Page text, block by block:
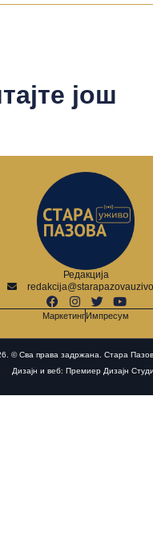
још
Редакција
МаркетингИмпресум
© Сва права задржана. Стара
Дизајн и веб: Премиер Дизајн